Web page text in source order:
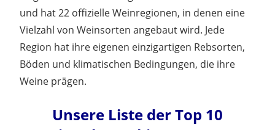
und hat 22 offizielle Weinregionen, in denen eine
Vielzahl von Weinsorten angebaut wird. Jede
Region hat ihre eigenen einzigartigen Rebsorten,
Böden und klimatischen Bedingungen, die ihre
Weine prägen.
Unsere Liste der Top 10